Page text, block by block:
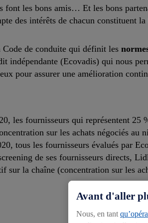
font les bons amis… Et les bons
des intérêts de chacun constituent
de conduite qui définit les
indépendante (Ecovadis) qui nous
pour assurer une amélioration
les fournisseurs qui représentent 25
sur les achats négociés au
tous les fournisseurs évalués par
de ses fournisseurs directs,
sur la chaîne (concentration sur les
Avant d'aller
Nous, en tant